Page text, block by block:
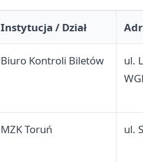
Instytucja / Dział
Biuro Kontroli Biletów
ul.
MZK Toruń ul.